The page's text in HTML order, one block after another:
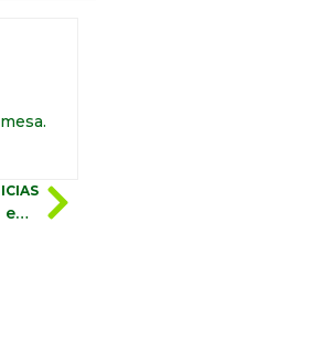
El Niño 2026: impactos y estrategias de biosoluciones en América.